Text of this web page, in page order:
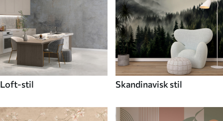
Loft-stil Skandinavisk stil